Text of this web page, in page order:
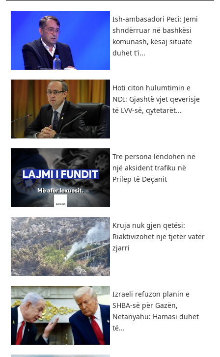
Ish-ambasadori Peci: Jemi
shndërruar në bashkësi
komunash, kësaj situate
duhet t’i...
Hoti citon hulumtimin e
NDI: Gjashtë vjet qeverisje
të LVV-së, qytetarët...
Tre persona lëndohen në
një aksident trafiku në
Prilep të Deçanit
Kruja nuk gjen qetësi:
Riaktivizohet një tjetër vatër
zjarri
Izraeli refuzon planin e
SHBA-së për Gazën,
Netanyahu: Hamasi duhet
të...